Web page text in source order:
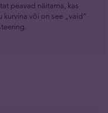
peavad näitama, kas
kurvina või on see „vaid”